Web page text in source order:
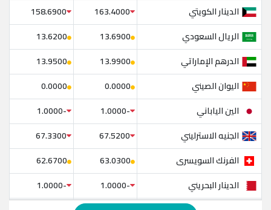
الدينار الكويتي
163.4000
158.6900
الريال السعودي
13.6900
13.6200
الدرهم الإماراتي
13.9900
13.9500
اليوان الصيني
0.0000
0.0000
الين الياباني
-1.0000
-1.0000
الجنيه الاسترليني
67.5200
67.3300
الفرنك السويسرى
63.0300
62.6700
الدينار البحريني
-1.0000
-1.0000